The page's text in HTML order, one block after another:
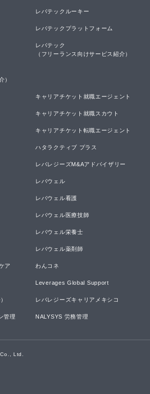
レバテックルーキー
レバテックプラットフォーム
レバテック
（フリーランス向けサービス紹介）
）
キャリアチケット就職エージェント
キャリアチケット就職スカウト
キャリアチケット転職エージェント
ハタラクティブ プラス
レバレジーズM&Aアドバイザリー
レバウェル
レバウェル看護
レバウェル医療技師
レバウェル栄養士
レバウェル薬剤師
ア わんコネ
Leverages Global Support
レバレジーズキャリアメキシコ
管理 NALYSYS 労務管理
Ltd.